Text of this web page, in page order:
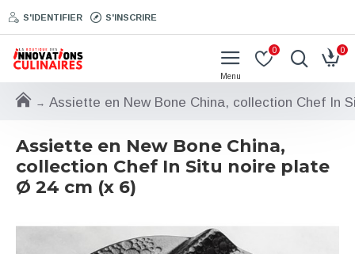
S'IDENTIFIER S'INSCRIRE
0 0
Assiette en New Bone China, collection Chef In
Assiette en New Bone China,
collection Chef In Situ noire plate
Ø 24 cm (x 6)